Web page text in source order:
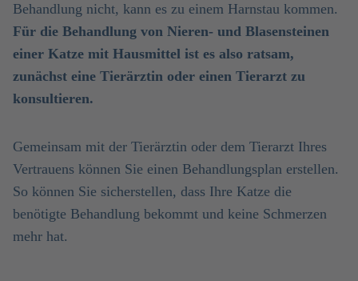
Behandlung nicht, kann es zu einem Harnstau kommen.
Für die Behandlung von Nieren- und Blasensteinen
einer Katze mit Hausmittel ist es also ratsam,
zunächst eine Tierärztin oder einen Tierarzt zu
konsultieren.
Gemeinsam mit der Tierärztin oder dem Tierarzt Ihres
Vertrauens können Sie einen Behandlungsplan erstellen.
So können Sie sicherstellen, dass Ihre Katze die
benötigte Behandlung bekommt und keine Schmerzen
mehr hat.